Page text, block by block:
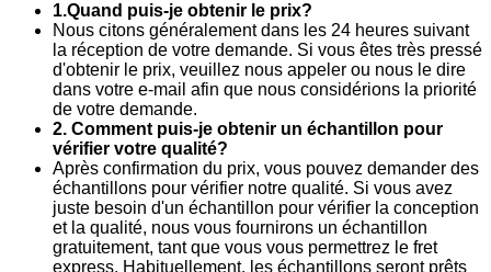
1.Quand puis-je obtenir le prix?
Nous citons généralement dans les 24 heures suivant
la réception de votre demande. Si vous êtes très pressé
d'obtenir le prix, veuillez nous appeler ou nous le dire
dans votre e-mail afin que nous considérions la priorité
de votre demande.
2. Comment puis-je obtenir un échantillon pour
vérifier votre qualité?
Après confirmation du prix, vous pouvez demander des
échantillons pour vérifier notre qualité. Si vous avez
juste besoin d'un échantillon pour vérifier la conception
et la qualité, nous vous fournirons un échantillon
gratuitement, tant que vous vous permettrez le fret
express. Habituellement, les échantillons seront prêts